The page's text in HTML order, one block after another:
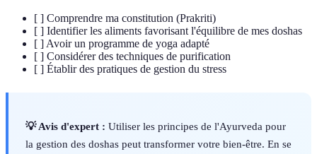
[ ] Comprendre ma constitution (Prakriti)
[ ] Identifier les aliments favorisant l'équilibre de mes doshas
[ ] Avoir un programme de yoga adapté
[ ] Considérer des techniques de purification
[ ] Établir des pratiques de gestion du stress
💡 Avis d'expert : Utiliser les principes de l'Ayurveda pour
la gestion des doshas peut transformer votre bien-être. En se